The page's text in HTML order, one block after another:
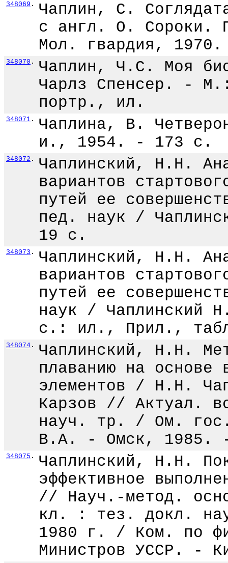
348069 .
Чаплин, С.
с англ. О. Сороки.
Мол. гвардия,
348070 .
Чаплин, Ч.С. Моя
Чарлз Спенсер. -
портр., ил.
348071 .
Чаплина, В.
и., 1954. - 173 с.
348072 .
Чаплинский, Н.Н.
вариантов
путей ее
пед. наук /
19 с.
348073 .
Чаплинский, Н.Н.
вариантов
путей ее
наук /
с.: ил., Прил.,
348074 .
Чаплинский, Н.Н.
плаванию на основе
элементов / Н.Н.
Карзов // Актуал.
науч. тр. / Ом.
В.А. - Омск, 1985.
348075 .
Чаплинский, Н.Н.
эффективное
// Науч.-метод.
кл. : тез. докл.
1980 г. / Ком. по
Министров УССР. -